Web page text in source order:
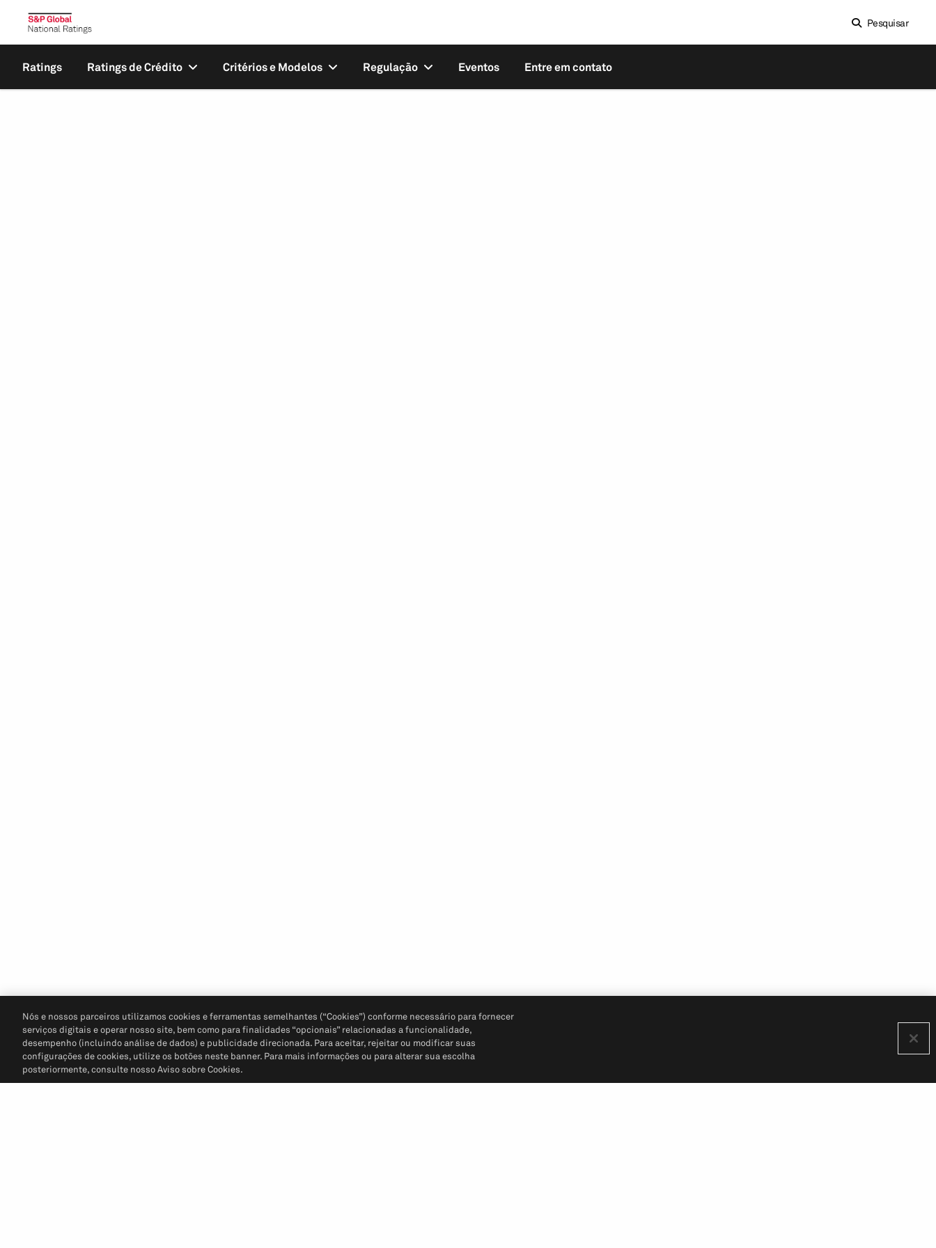
Pesquisar
Ratings Ratings de Crédito Critérios e Modelos Regulação Eventos Entre em contato
Nós e nossos parceiros utilizamos cookies e ferramentas semelhantes (“Cookies”) conforme necessário para fornecer
serviços digitais e operar nosso site, bem como para finalidades “opcionais” relacionadas a funcionalidade,
desempenho (incluindo análise de dados) e publicidade direcionada. Para aceitar, rejeitar ou modificar suas
configurações de cookies, utilize os botões neste banner. Para mais informações ou para alterar sua escolha
posteriormente, consulte nosso Aviso sobre Cookies.